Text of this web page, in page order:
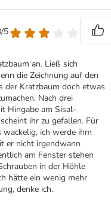
5
an. Ließ sich
die Zeichnung auf den
der Kratzbaum doch etwas
Nach drei
Hingabe am Sisal-
ihr zu gefallen. Für
ich werde ihm
er nicht irgendwann
am Fenster stehen
in der Höhle
hätte ein wenig mehr
denke ich.